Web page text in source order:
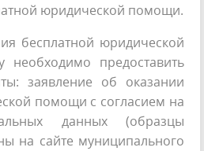
юридической помощи.
юридической
предоставить
заявление об оказании
помощи с согласием на
данных (образцы
на сайте муниципального